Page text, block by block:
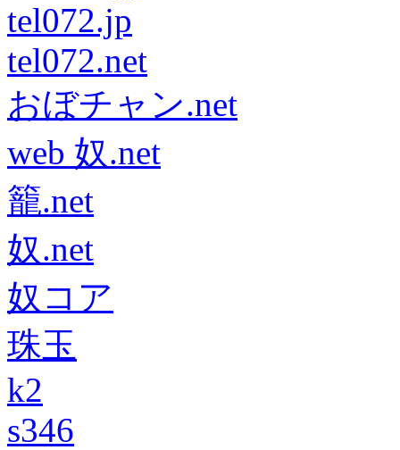
tel072.jp
tel072.net
おぼチャン.net
web 奴.net
籠.net
奴.net
奴コア
珠玉
k2
s346